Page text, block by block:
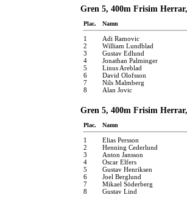
Gren 5, 400m Frisim
Plac. Namn
1 Adi Ramovic
2
William Lundblad
3
Gustav Edlund
4
Jonathan Palminger
5
Linus Areblad
6
David Olofsson
7
Nils Malmberg
8
Alan Jovic
Gren 5, 400m Frisim
Plac. Namn
1 Elias Persson
2
Henning Cederlund
3
Anton Jansson
4
Oscar Elfers
5
Gustav Henriksen
6
Joel Berglund
7
Mikael Söderberg
8
Gustav Lind